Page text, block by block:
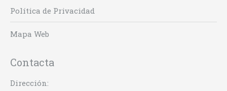
Política de Privacidad
Mapa Web
Contacta
Dirección: